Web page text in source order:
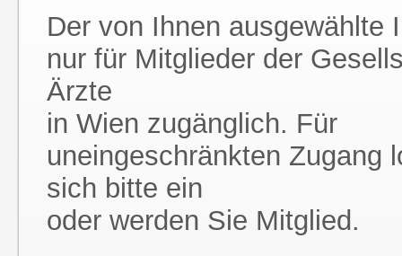
Der von Ihnen ausgewählte
nur für Mitglieder der
Ärzte
in Wien zugänglich. Für
uneingeschränkten Zugang
sich bitte ein
oder werden Sie Mitglied.